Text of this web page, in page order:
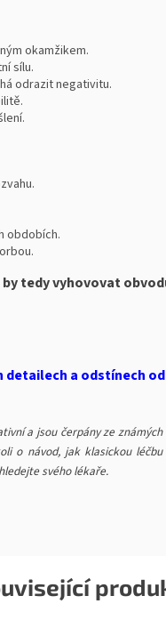
okamžikem.
sílu.
odrazit negativitu.
obdobích.
tedy vyhovovat
detailech a odstínech
a jsou čerpány ze
o návod, jak klasickou léčbu
svého lékaře.